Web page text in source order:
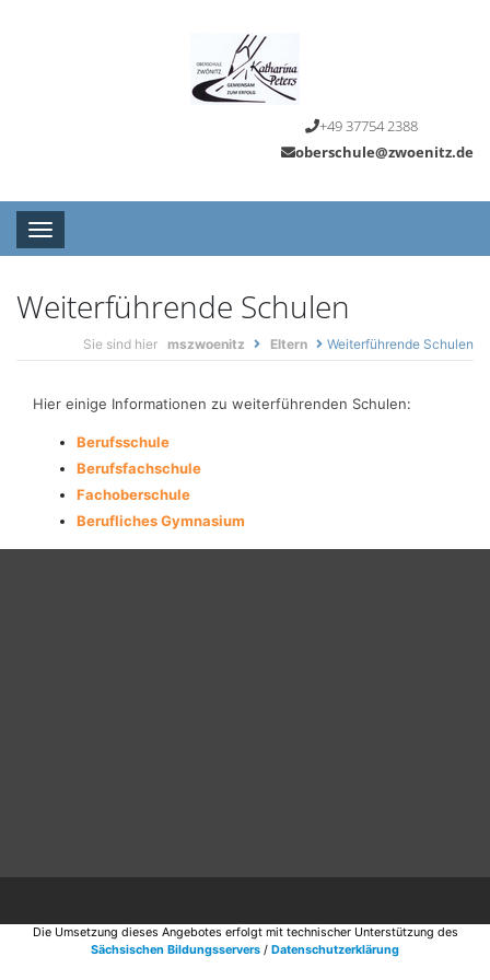
+49 37754 2388
oberschule@zwoenitz.de
Toggle navigation
Weiterführende Schulen
Sie sind hier mszwoenitz Eltern Weiterführende Schulen
Hier einige Informationen zu weiterführenden Schulen:
Berufsschule
Berufsfachschule
Fachoberschule
Berufliches Gymnasium
Die Umsetzung dieses Angebotes erfolgt mit technischer Unterstützung des
Sächsischen Bildungsservers / Datenschutzerklärung